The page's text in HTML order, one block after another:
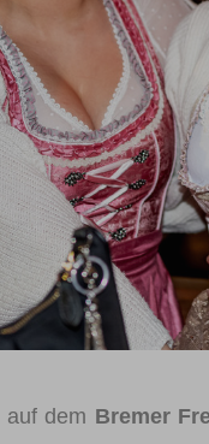
auf dem Bremer